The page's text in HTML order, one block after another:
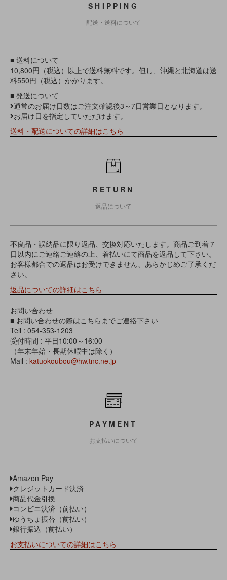
SHIPPING
配送・送料について
■ 送料について
10,800円（税込）以上で送料無料です。但し、沖縄と北海道は送
料550円（税込）かかります。
■ 発送について
通常のお届け日数はご注文確認後3～7日営業日となります。
お届け日を指定していただけます。
送料・配送についての詳細はこちら
RETURN
返品について
不良品・誤納品に限り返品、交換対応いたします。商品ご到着７
日以内にご連絡ご連絡の上、着払いにて商品を返品して下さい。
お客様都合での返品はお受けできません、あらかじめご了承くだ
さい。
返品についての詳細はこちら
お問い合わせ
■ お問い合わせの際はこちらまでご連絡下さい
Tell : 054-353-1203
受付時間 : 平日10:00～16:00
（年末年始・長期休暇中は除く）
Mail : katuokoubou@hw.tnc.ne.jp
PAYMENT
お支払いについて
Amazon Pay
クレジットカード決済
商品代金引換
コンビニ決済（前払い）
ゆうちょ振替（前払い）
銀行振込（前払い）
お支払いについての詳細はこちら